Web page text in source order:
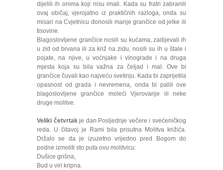
dijelili ih onima koji nisu imali. Kada su fratri zabranili
ovaj običaj, vjerojatno iz praktičnih razloga, onda su
misari na Cvjetnicu donosili manje grančice od jelke ili
tisovine.
Blagoslovljene grančice nosili su kućama, zadijevali ih
u zid od brvana ili za križ na zidu, nosili su ih u štale i
pojate, na njive, u voćnjake i vinograde i na druga
mjesta koja su bila važna za čeljad i mal. Ove bi
grančice čuvali kao najveću svetinju. Kada bi zaprijetila
opasnost od grada i nevremena, onda bi palili ove
blagoslovljene grančice moleći Vjerovanje ili neke
druge molitve.
Veliki četvrtakje dan Posljednje večere i svećeničkog
reda. U čitavoj je Rami bila prisutna Molitva križića.
Držalo se da je izuzetno vrijedno pred Bogom do
podne izmoliti sto puta ovu molitvicu:
Dušice grišna,
Bud u viri kripna.